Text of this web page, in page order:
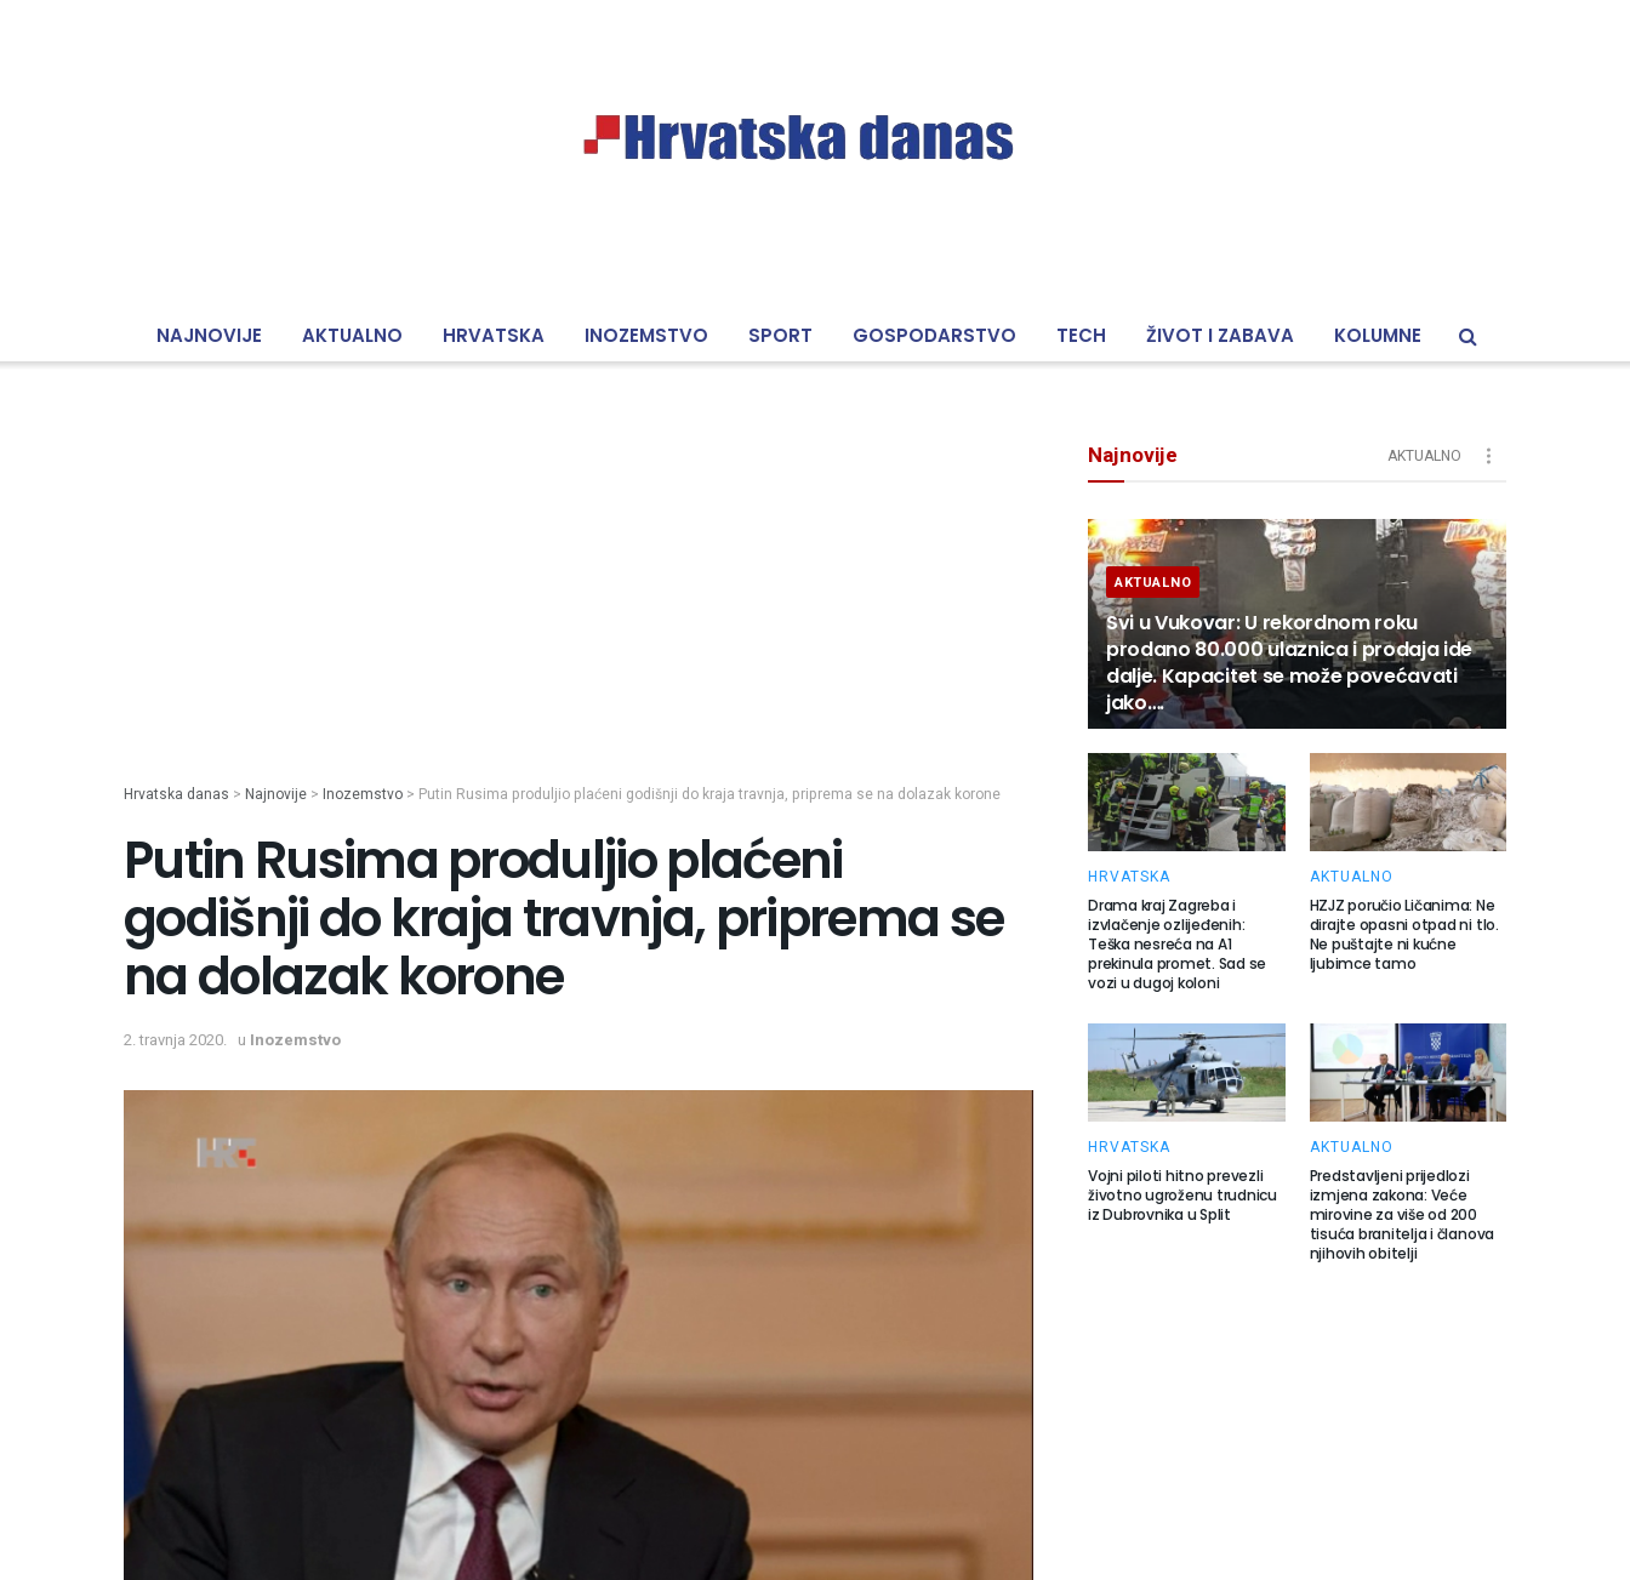
NAJNOVIJE AKTUALNO HRVATSKA INOZEMSTVO SPORT GOSPODARSTVO TECH ŽIVOT I ZABAVA KOLUMNE
Hrvatska danas > Najnovije > Inozemstvo > Putin Rusima produljio plaćeni godišnji do kraja travnja, priprema se na dolazak korone
Putin Rusima produljio plaćeni
godišnji do kraja travnja, priprema se
na dolazak korone
2. travnja 2020. u Inozemstvo
Najnovije AKTUALNO
AKTUALNO
Svi u Vukovar: U rekordnom roku
prodano 80.000 ulaznica i prodaja ide
dalje. Kapacitet se može povećavati
jako….
HRVATSKA
Drama kraj Zagreba i
izvlačenje ozlijeđenih:
Teška nesreća na A1
prekinula promet. Sad se
vozi u dugoj koloni
AKTUALNO
HZJZ poručio Ličanima: Ne
dirajte opasni otpad ni tlo.
Ne puštajte ni kućne
ljubimce tamo
HRVATSKA
Vojni piloti hitno prevezli
životno ugroženu trudnicu
iz Dubrovnika u Split
AKTUALNO
Predstavljeni prijedlozi
izmjena zakona: Veće
mirovine za više od 200
tisuća branitelja i članova
njihovih obitelji